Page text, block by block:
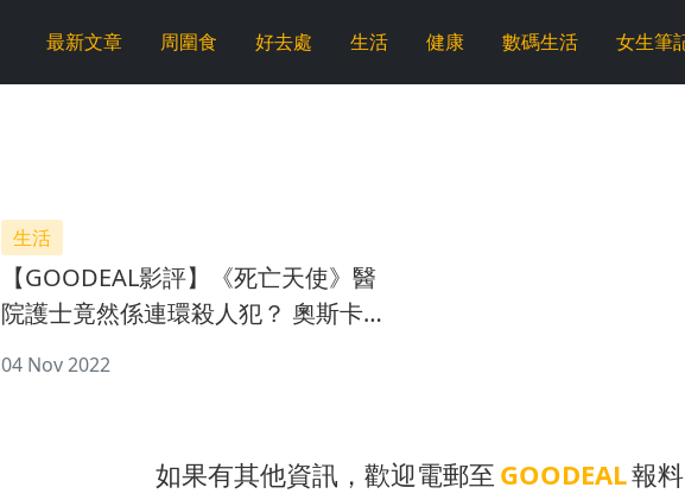
最新文章 周圍食 好去處 生活 健康 數碼生活 女生筆
生活
【GOODEAL影評】《死亡天使》醫
院護士竟然係連環殺人犯？ 奧斯卡
04 Nov 2022
如果有其他資訊，歡迎電郵至 GOODEAL報料